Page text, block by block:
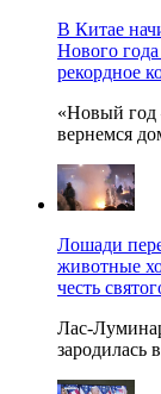
В Китае
Нового
рекордное
«Новый год
вернемся
Лошади
животные
честь
Лас-
зародилась